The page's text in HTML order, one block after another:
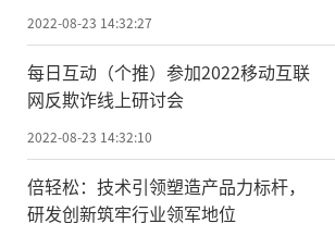
2022-08-23 14:32:27
每日互动（个推）参加2022移动互联
网反欺诈线上研讨会
2022-08-23 14:32:10
倍轻松：技术引领塑造产品力标杆，
研发创新筑牢行业领军地位